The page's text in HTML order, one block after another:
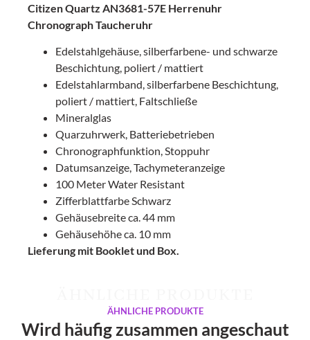
Citizen Quartz AN3681-57E Herrenuhr
Chronograph Taucheruhr
Edelstahlgehäuse, silberfarbene- und schwarze
Beschichtung, poliert / mattiert
Edelstahlarmband, silberfarbene Beschichtung,
poliert / mattiert, Faltschließe
Mineralglas
Quarzuhrwerk, Batteriebetrieben
Chronographfunktion, Stoppuhr
Datumsanzeige, Tachymeteranzeige
100 Meter Water Resistant
Zifferblattfarbe Schwarz
Gehäusebreite ca. 44 mm
Gehäusehöhe ca. 10 mm
Lieferung mit Booklet und Box.
ÄHNLICHE PRODUKTE
Wird häufig zusammen angeschaut